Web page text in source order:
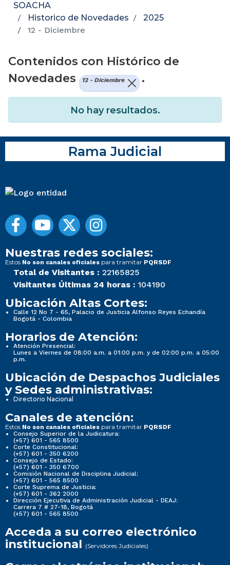
SOACHA
Historico de Novedades
2025
12 - Diciembre
Contenidos con Histórico de
Novedades
12 - Diciembre .
No hay resultados.
Rama Judicial
Nuestras redes sociales:
Estos No son canales oficiales para tramitar PQRSDF
Total de Visitantes : 22165825
Visitantes Últimas 24 horas : 104190
Ubicación Altas Cortes:
Calle 12 No 7 - 65, Palacio de Justicia Alfonso Reyes Echandía
Bogotá - Colombia
Horarios de Atención:
Atención Presencial:
Lunes a Viernes de 08:00 a.m. a 01:00 p.m. y de 02:00 p.m. a 05:00
p.m.
Ubicación de Despachos Judiciales
y Sedes administrativas:
Directorio Nacional
Canales de atención:
Estos No son canales oficiales para tramitar PQRSDF
Consejo Superior de la Judicatura:
(+57) 601 - 565 8500
Corte Constitucional:
(+57) 601 - 350 6200
Consejo de Estado:
(+57) 601 - 350 6700
Comisión Nacional de Disciplina Judicial:
(+57) 601 - 565 8500
Corte Suprema de Justicia:
(+57) 601 - 362 2000
Dirección Ejecutiva de Administración Judicial - DEAJ:
Carrera 7 # 27-18, Bogotá
(+57) 601 - 565 8500
Acceda a su correo electrónico
institucional (Servidores Judiciales)